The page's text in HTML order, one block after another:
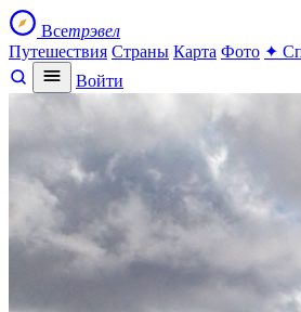
Всетрэвел
Путешествия Страны Карта Фото ✦
Войти